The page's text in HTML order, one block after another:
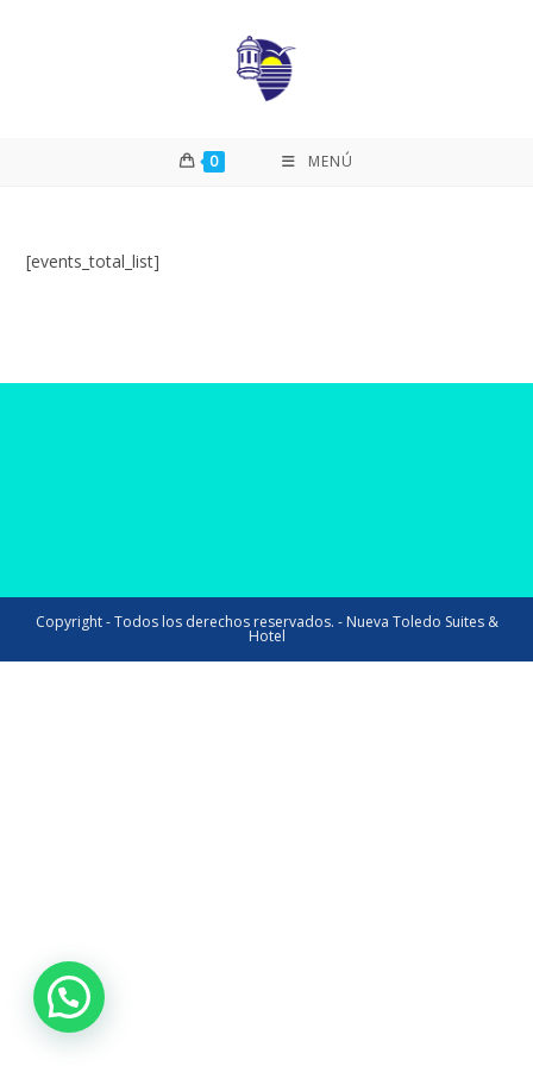
0 MENÚ
[events_total_list]
Copyright - Todos los derechos reservados. - Nueva Toledo Suites &
Hotel